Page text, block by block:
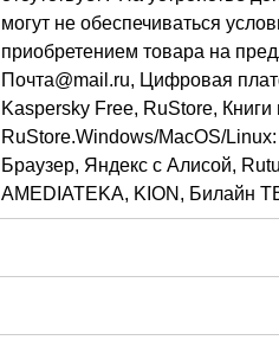
могут не обеспечиваться
приобретением товара на
Почта@mail.ru, Цифровая
Kaspersky Free, RuStore,
RuStore.Windows/MacOS/
Браузер, Яндекс с Алисой,
AMEDIATEKA, KION, Билайн